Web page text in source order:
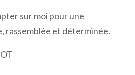
sur moi pour une
rassemblée et déterminée.